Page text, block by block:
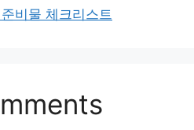
비물 체크리스트